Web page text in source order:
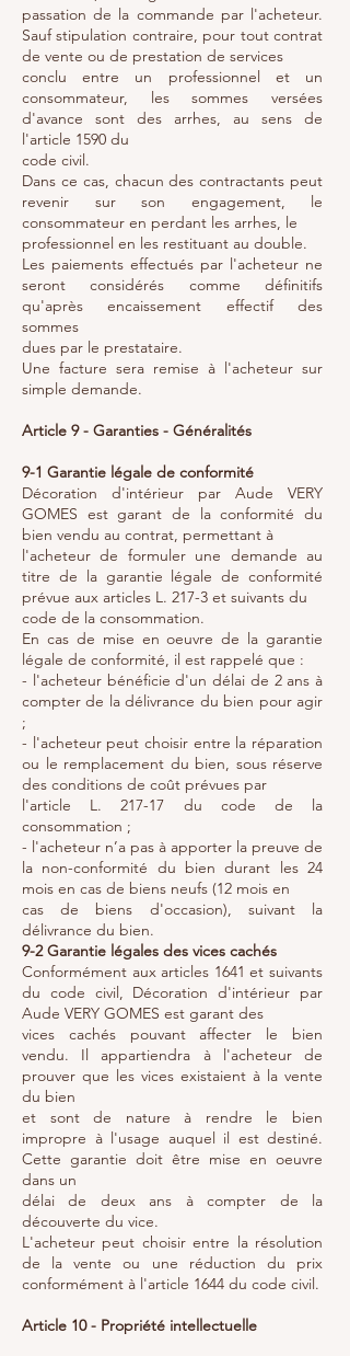
passation de la commande par l'acheteur.
Sauf stipulation contraire, pour tout contrat
de vente ou de prestation de services
conclu entre un professionnel et un
consommateur, les sommes versées
d'avance sont des arrhes, au sens de
l'article 1590 du
code civil.
Dans ce cas, chacun des contractants peut
revenir sur son engagement, le
consommateur en perdant les arrhes, le
professionnel en les restituant au double.
Les paiements effectués par l'acheteur ne
seront considérés comme définitifs
qu'après encaissement effectif des
sommes
dues par le prestataire.
Une facture sera remise à l'acheteur sur
simple demande.
Article 9 - Garanties - Généralités
9-1 Garantie légale de conformité
Décoration d'intérieur par Aude VERY
GOMES est garant de la conformité du
bien vendu au contrat, permettant à
l'acheteur de formuler une demande au
titre de la garantie légale de conformité
prévue aux articles L. 217-3 et suivants du
code de la consommation.
En cas de mise en oeuvre de la garantie
légale de conformité, il est rappelé que :
- l'acheteur bénéficie d'un délai de 2 ans à
compter de la délivrance du bien pour agir
;
- l'acheteur peut choisir entre la réparation
ou le remplacement du bien, sous réserve
des conditions de coût prévues par
l'article L. 217-17 du code de la
consommation ;
- l'acheteur n’a pas à apporter la preuve de
la non-conformité du bien durant les 24
mois en cas de biens neufs (12 mois en
cas de biens d'occasion), suivant la
délivrance du bien.
9-2 Garantie légales des vices cachés
Conformément aux articles 1641 et suivants
du code civil, Décoration d'intérieur par
Aude VERY GOMES est garant des
vices cachés pouvant affecter le bien
vendu. Il appartiendra à l'acheteur de
prouver que les vices existaient à la vente
du bien
et sont de nature à rendre le bien
impropre à l'usage auquel il est destiné.
Cette garantie doit être mise en oeuvre
dans un
délai de deux ans à compter de la
découverte du vice.
L'acheteur peut choisir entre la résolution
de la vente ou une réduction du prix
conformément à l'article 1644 du code civil.
Article 10 - Propriété intellectuelle